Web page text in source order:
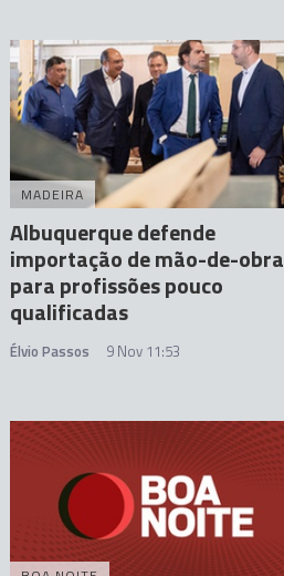
MADEIRA
Albuquerque defende
importação de mão-de-obra
para profissões pouco
qualificadas
Élvio Passos 9 Nov 11:53